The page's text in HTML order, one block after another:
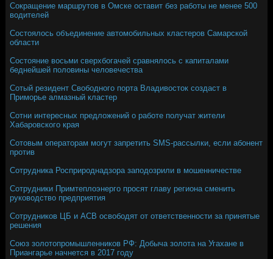
Сокращение маршрутов в Омске оставит без работы не менее 500
водителей
Состоялось объединение автомобильных кластеров Самарской
области
Состояние восьми сверхбогачей сравнялось с капиталами
беднейшей половины человечества
Сотый резидент Свободного порта Владивосток создаст в
Приморье алмазный кластер
Сотни интересных предложений о работе получат жители
Хабаровского края
Сотовым операторам могут запретить SMS-рассылки, если абонент
против
Сотрудника Росприроднадзора заподозрили в мошенничестве
Сотрудники Примтеплоэнерго просят главу региона сменить
руководство предприятия
Сотрудников ЦБ и АСВ освободят от ответственности за принятые
решения
Союз золотопромышленников РФ: Добыча золота на Угахане в
Приангарье начнется в 2017 году